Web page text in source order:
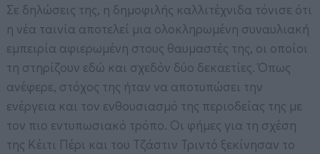
Σε δηλώσεις της, η δημοφιλής καλλιτέχνιδα τόνισε ότι
η νέα ταινία αποτελεί μια ολοκληρωμένη συναυλιακή
εμπειρία αφιερωμένη στους θαυμαστές της, οι οποίοι
τη στηρίζουν εδώ και σχεδόν δύο δεκαετίες. Όπως
ανέφερε, στόχος της ήταν να αποτυπώσει την
ενέργεια και τον ενθουσιασμό της περιοδείας της με
τον πιο εντυπωσιακό τρόπο. Οι φήμες για τη σχέση
της Κέιτι Πέρι και του Τζάστιν Τριντό ξεκίνησαν το